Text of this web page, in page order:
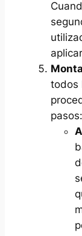
todos
pasos: